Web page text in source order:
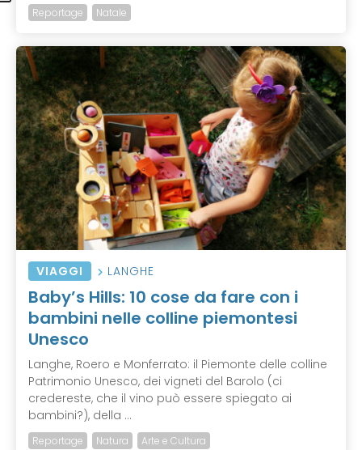
Reportage Natale
VIAGGI LANGHE
Baby’s Hills: 10 cose da fare con i
bambini nelle colline piemontesi
Unesco
Langhe, Roero e Monferrato: il Piemonte delle colline
Patrimonio Unesco, dei vigneti del Barolo (ci
credereste, che il vino può essere spiegato ai
bambini?), della ...
Reportage Natura Arte e Cultura